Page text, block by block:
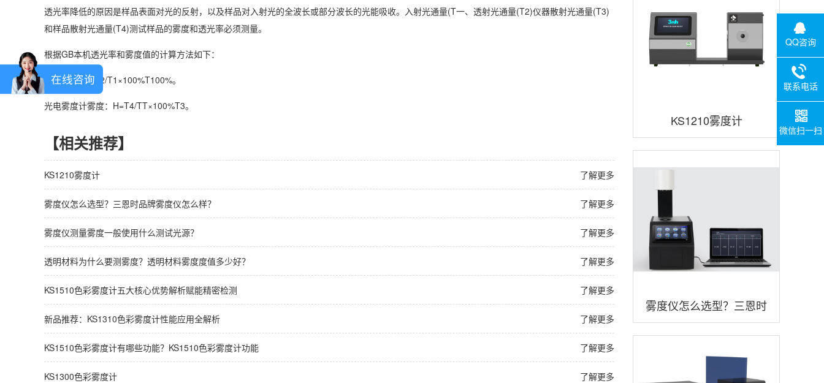
KS1210雾度计
雾度仪怎么选型？三恩时
品牌雾度仪怎么样？
透光率降低的原因是样品表面对光的反射，以及样品对入射光的全波长或部分波长的光能吸收。入射光通量(T一、透射光通量(T2)仪器散射光通量(T3)
和样品散射光通量(T4)测试样品的雾度和透光率必须测量。
根据GB本机透光率和雾度值的计算方法如下：
透光率：TT=T2/T1×100%T100%。
光电雾度计雾度：H=T4/TT×100%T3。
【相关推荐】
了解更多
KS1210雾度计
了解更多
雾度仪怎么选型？三恩时品牌雾度仪怎么样？
了解更多
雾度仪测量雾度一般使用什么测试光源？
了解更多
透明材料为什么要测雾度？透明材料雾度度值多少好？
了解更多
KS1510色彩雾度计五大核心优势解析赋能精密检测
了解更多
新品推荐：KS1310色彩雾度计性能应用全解析
了解更多
KS1510色彩雾度计有哪些功能？KS1510色彩雾度计功能
了解更多
KS1300色彩雾度计
QQ咨询
联系电话
微信扫一扫
在线咨询